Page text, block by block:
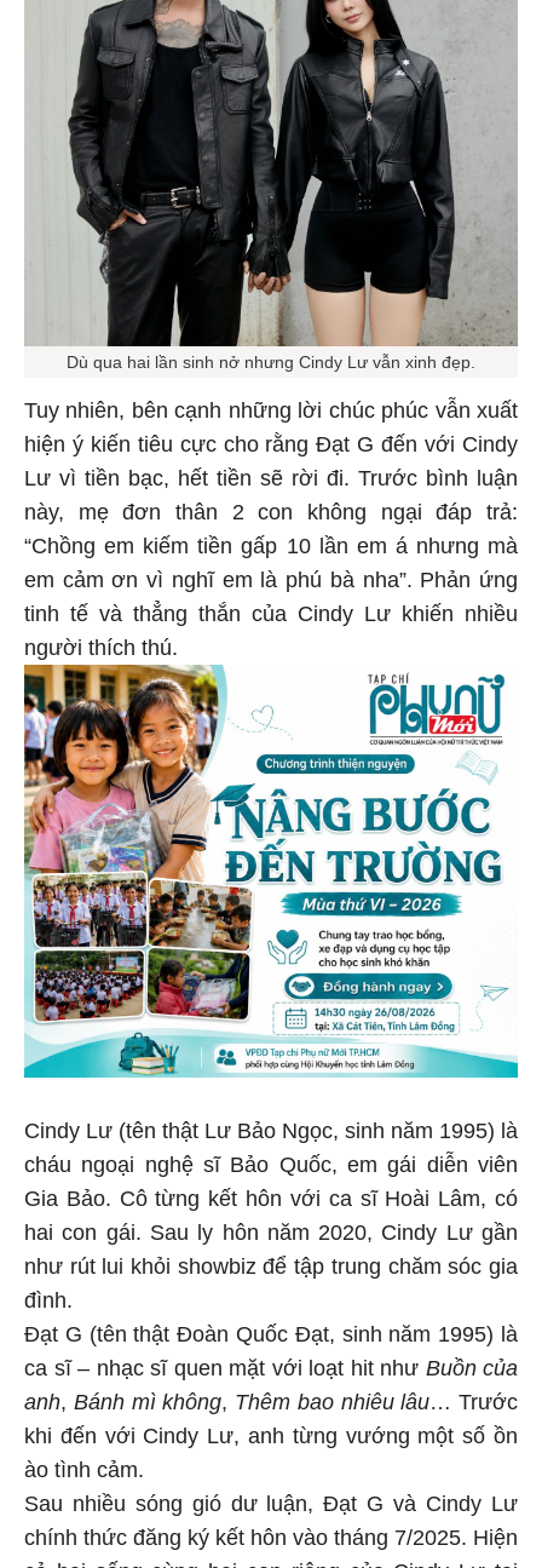
Dù qua hai lần sinh nở nhưng Cindy Lư vẫn xinh đẹp.
Tuy nhiên, bên cạnh những lời chúc phúc vẫn xuất
hiện ý kiến tiêu cực cho rằng Đạt G đến với Cindy
Lư vì tiền bạc, hết tiền sẽ rời đi. Trước bình luận
này, mẹ đơn thân 2 con không ngại đáp trả:
“Chồng em kiếm tiền gấp 10 lần em á nhưng mà
em cảm ơn vì nghĩ em là phú bà nha”. Phản ứng
tinh tế và thẳng thắn của Cindy Lư khiến nhiều
người thích thú.
Cindy Lư (tên thật Lư Bảo Ngọc, sinh năm 1995) là
cháu ngoại nghệ sĩ Bảo Quốc, em gái diễn viên
Gia Bảo. Cô từng kết hôn với ca sĩ Hoài Lâm, có
hai con gái. Sau ly hôn năm 2020, Cindy Lư gần
như rút lui khỏi showbiz để tập trung chăm sóc gia
đình.
Đạt G (tên thật Đoàn Quốc Đạt, sinh năm 1995) là
ca sĩ – nhạc sĩ quen mặt với loạt hit như Buồn của
anh Bánh mì không Thêm bao nhiêu lâu … Trước
khi đến với Cindy Lư, anh từng vướng một số ồn
ào tình cảm.
Sau nhiều sóng gió dư luận, Đạt G và Cindy Lư
chính thức đăng ký kết hôn vào tháng 7/2025. Hiện